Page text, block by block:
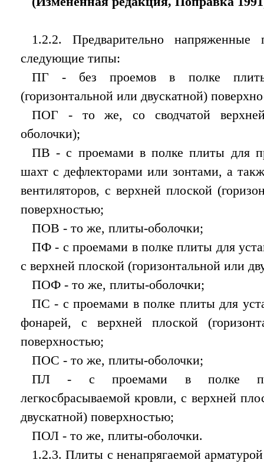
1.2.2. Предварительно напряженные
следующие типы:
ПГ - без проемов в полке
(горизонтальной или двускатной)
ПОГ - то же, со сводчатой
оболочки);
ПВ - с проемами в полке плиты для
шахт с дефлекторами или зонтами, а
вентиляторов, с верхней плоской
поверхностью;
ПОВ - то же, плиты-оболочки;
ПФ - с проемами в полке плиты для
с верхней плоской (горизонтальной или
ПОФ - то же, плиты-оболочки;
ПС - с проемами в полке плиты для
фонарей, с верхней плоской
поверхностью;
ПОС - то же, плиты-оболочки;
ПЛ - с проемами в полке
легкосбрасываемой кровли, с верхней
двускатной) поверхностью;
ПОЛ - то же, плиты-оболочки.
1.2.3. Плиты с ненапрягаемой